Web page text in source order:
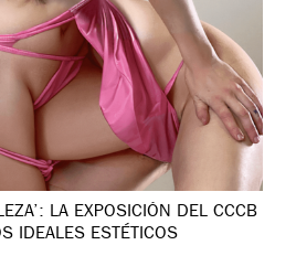
LA EXPOSICIÓN DEL CCCB
IDEALES ESTÉTICOS